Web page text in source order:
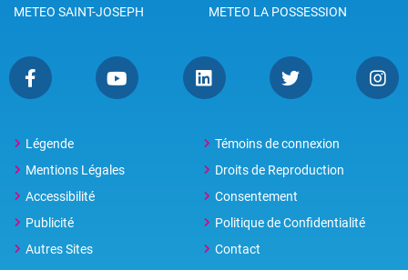
METEO SAINT-JOSEPH METEO LA POSSESSION
Légende
Témoins de connexion
Mentions Légales
Droits de Reproduction
Accessibilité
Consentement
Publicité
Politique de Confidentialité
Autres Sites
Contact